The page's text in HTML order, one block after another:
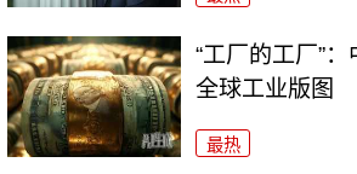
“工厂的工厂”
全球工业版图
最热